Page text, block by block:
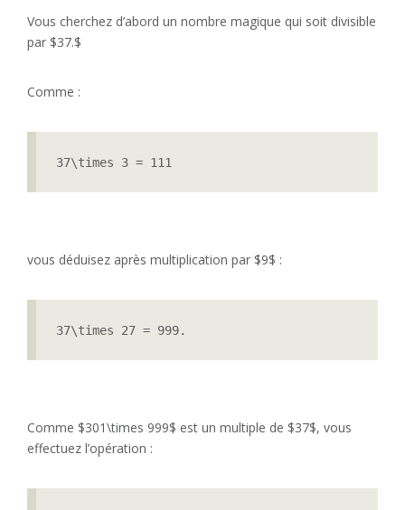
Vous cherchez d’abord un nombre magique qui soit divisible
par $37.$
Comme :
37\times 3 = 111
vous déduisez après multiplication par $9$ :
37\times 27 = 999.
Comme $301\times 999$ est un multiple de $37$, vous
effectuez l’opération :